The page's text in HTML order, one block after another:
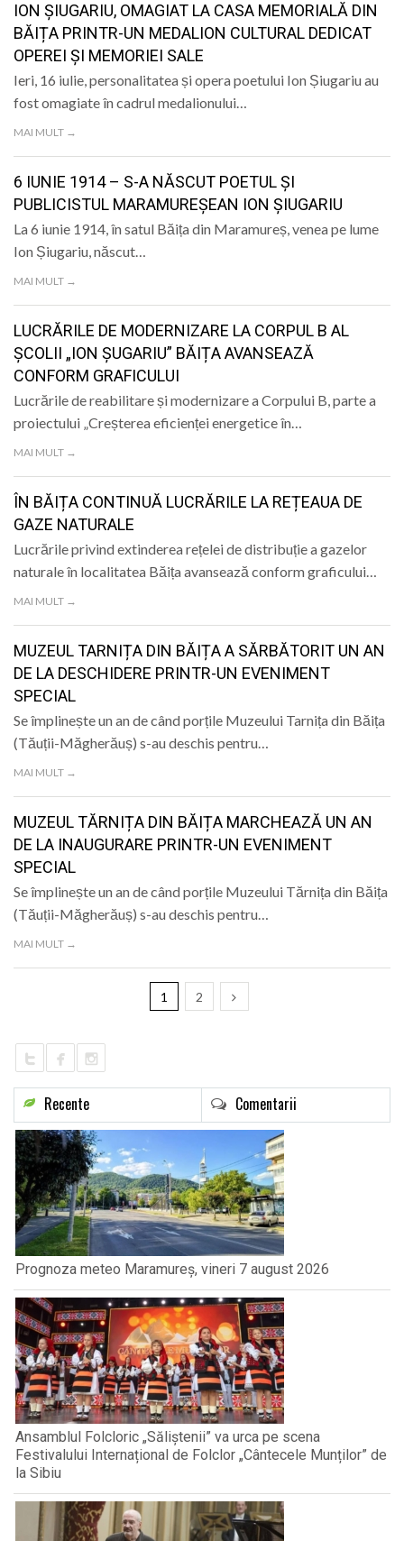
ION ȘIUGARIU, OMAGIAT LA CASA MEMORIALĂ DIN
BĂIȚA PRINTR-UN MEDALION CULTURAL DEDICAT
OPEREI ȘI MEMORIEI SALE
Ieri, 16 iulie, personalitatea și opera poetului Ion Șiugariu au
fost omagiate în cadrul medalionului…
MAI MULT →
6 IUNIE 1914 – S-A NĂSCUT POETUL ȘI
PUBLICISTUL MARAMUREȘEAN ION ȘIUGARIU
La 6 iunie 1914, în satul Băița din Maramureș, venea pe lume
Ion Șiugariu, născut…
MAI MULT →
LUCRĂRILE DE MODERNIZARE LA CORPUL B AL
ȘCOLII „ION ȘUGARIU” BĂIȚA AVANSEAZĂ
CONFORM GRAFICULUI
Lucrările de reabilitare și modernizare a Corpului B, parte a
proiectului „Creșterea eficienței energetice în…
MAI MULT →
ÎN BĂIȚA CONTINUĂ LUCRĂRILE LA REȚEAUA DE
GAZE NATURALE
Lucrările privind extinderea rețelei de distribuție a gazelor
naturale în localitatea Băița avansează conform graficului…
MAI MULT →
MUZEUL TARNIȚA DIN BĂIȚA A SĂRBĂTORIT UN AN
DE LA DESCHIDERE PRINTR-UN EVENIMENT
SPECIAL
Se împlinește un an de când porțile Muzeului Tarnița din Băița
(Tăuții-Măgherăuș) s-au deschis pentru…
MAI MULT →
MUZEUL TĂRNIȚA DIN BĂIȚA MARCHEAZĂ UN AN
DE LA INAUGURARE PRINTR-UN EVENIMENT
SPECIAL
Se împlinește un an de când porțile Muzeului Tărnița din Băița
(Tăuții-Măgherăuș) s-au deschis pentru…
MAI MULT →
1 2
Recente Comentarii
Prognoza meteo Maramureș, vineri 7 august 2026
Ansamblul Folcloric „Săliștenii” va urca pe scena
Festivalului Internațional de Folclor „Cântecele Munților” de
la Sibiu